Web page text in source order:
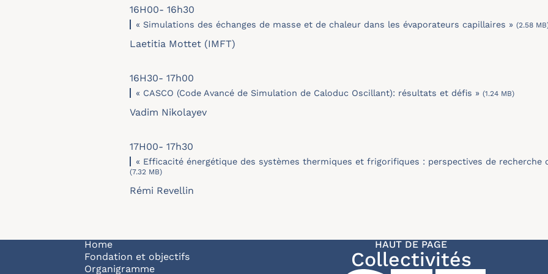
16H00- 16h30
« Simulations des échanges de masse et de chaleur dans les évaporateurs capillaires » (2.58
Laetitia Mottet (IMFT)
16H30- 17h00
« CASCO (Code Avancé de Simulation de Caloduc Oscillant): résultats et défis » (1.24 MB)
Vadim Nikolayev
17H00- 17h30
« Efficacité énergétique des systèmes thermiques et frigorifiques : perspectives de recherche
(7.32 MB)
Rémi Revellin
Navigation principale
Home
Fondation et objectifs
Organigramme
HAUT DE PAGE
Collectivités